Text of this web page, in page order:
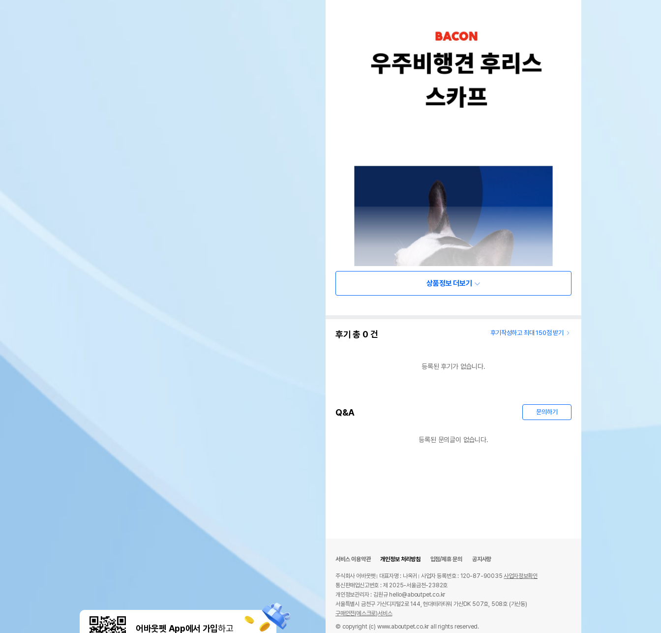
어바웃펫 App에서 가입하고
상품정보 더보기
후기 총 0 건 후기작성하고 최대 150점 받기
등록된 후기가 없습니다.
Q&A 문의하기
등록된 문의글이 없습니다.
서비스 이용약관 개인정보 처리방침 입점/제휴 문의 공지사항
주식회사 어바웃펫 대표자명 : 나옥귀 사업자 등록번호 : 120-87-90035사업자정보확인
통신판매업신고번호 : 제 2025-서울금천-2382호
개인정보관리자 : 김원규 hello@aboutpet.co.kr
서울특별시 금천구 가산디지털2로 144, 현대테라타워 가산DK 507호, 508호 (가산동)
구매안전(에스크로)서비스
© copyright (c) www.aboutpet.co.kr all rights reserved.